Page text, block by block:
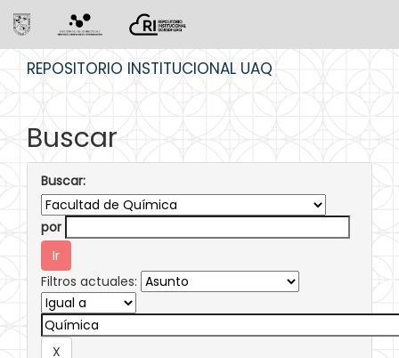
REPOSITORIO INSTITUCIONAL UAQ
Buscar
Buscar:
por
Filtros actuales: